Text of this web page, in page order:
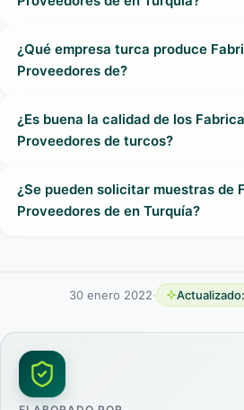
¿Qué empresa turca produce
Proveedores de?
¿Es buena la calidad de los
Proveedores de turcos?
¿Se pueden solicitar muestras de
Proveedores de en Turquía?
30 enero 2022· Actualizado: